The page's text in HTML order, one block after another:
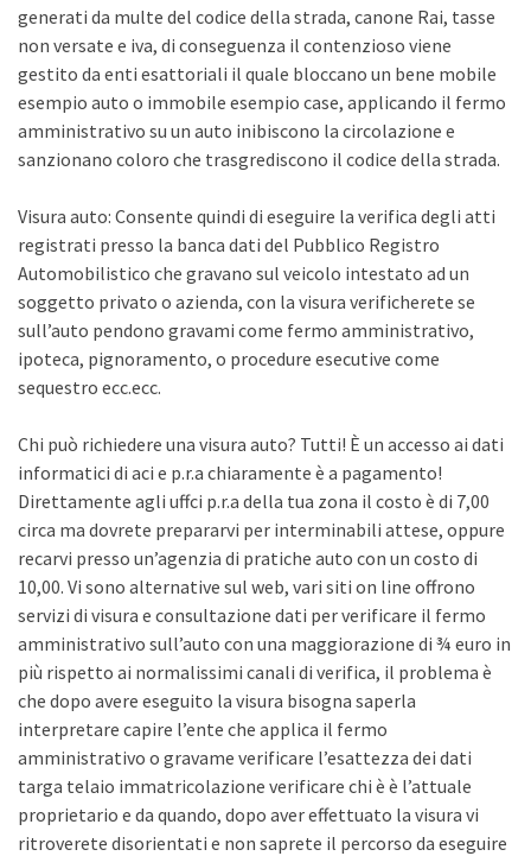
generati da multe del codice della strada, canone Rai, tasse
non versate e iva, di conseguenza il contenzioso viene
gestito da enti esattoriali il quale bloccano un bene mobile
esempio auto o immobile esempio case, applicando il fermo
amministrativo su un auto inibiscono la circolazione e
sanzionano coloro che trasgrediscono il codice della strada.
Visura auto: Consente quindi di eseguire la verifica degli atti
registrati presso la banca dati del Pubblico Registro
Automobilistico che gravano sul veicolo intestato ad un
soggetto privato o azienda, con la visura verificherete se
sull’auto pendono gravami come fermo amministrativo,
ipoteca, pignoramento, o procedure esecutive come
sequestro ecc.ecc.
Chi può richiedere una visura auto? Tutti! È un accesso ai dati
informatici di aci e p.r.a chiaramente è a pagamento!
Direttamente agli uffci p.r.a della tua zona il costo è di 7,00
circa ma dovrete prepararvi per interminabili attese, oppure
recarvi presso un’agenzia di pratiche auto con un costo di
10,00. Vi sono alternative sul web, vari siti on line offrono
servizi di visura e consultazione dati per verificare il fermo
amministrativo sull’auto con una maggiorazione di ¾ euro in
più rispetto ai normalissimi canali di verifica, il problema è
che dopo avere eseguito la visura bisogna saperla
interpretare capire l’ente che applica il fermo
amministrativo o gravame verificare l’esattezza dei dati
targa telaio immatricolazione verificare chi è è l’attuale
proprietario e da quando, dopo aver effettuato la visura vi
ritroverete disorientati e non saprete il percorso da eseguire